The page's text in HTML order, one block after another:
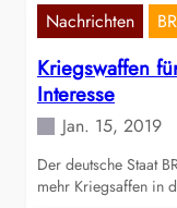
Nachrichten
Kriegswaffen
Interesse
Jan. 15, 2019
Der deutsche Staat
mehr Kriegsaffen in